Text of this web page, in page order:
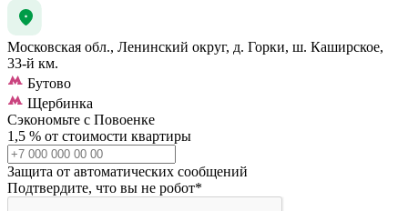
Московская обл., Ленинский округ, д. Горки, ш. Каширское,
33-й км.
Бутово
Щербинка
Сэкономьте с Повоенке
1,5 % от стоимости квартиры
Защита от автоматических сообщений
Подтвердите, что вы не робот*